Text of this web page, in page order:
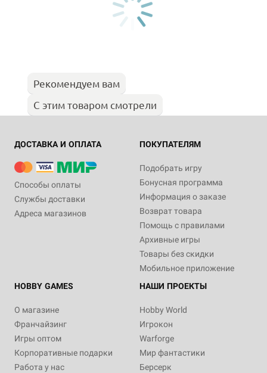
Рекомендуем вам
С этим товаром смотрели
ДОСТАВКА И ОПЛАТА
Способы оплаты
Службы доставки
Адреса магазинов
ПОКУПАТЕЛЯМ
Подобрать игру
Бонусная программа
Информация о заказе
Возврат товара
Помощь с правилами
Архивные игры
Товары без скидки
Мобильное приложение
HOBBY GAMES
О магазине
Франчайзинг
Игры оптом
Корпоративные подарки
Работа у нас
НАШИ ПРОЕКТЫ
Hobby World
Игрокон
Warforge
Мир фантастики
Берсерк